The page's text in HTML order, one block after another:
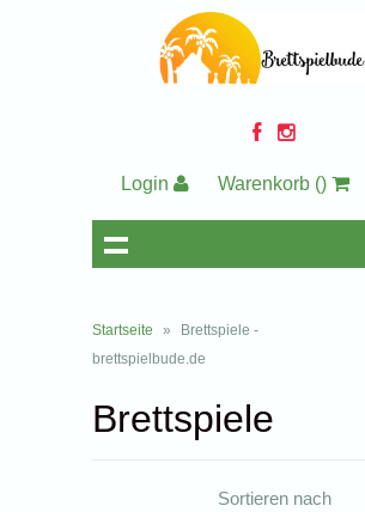
Login Warenkorb ()
Startseite »
Brettspiele -
brettspielbude.de
Brettspiele
Sortieren nach